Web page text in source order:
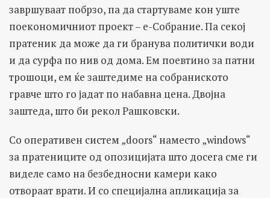
завршуваат побрзо, па да стартуваме кон уште
поекономичниот проект – е-Собрание. Па секој
пратеник да може да ги бранува политички води
и да сурфа по нив од дома. Ем поевтино за патни
трошоци, ем ќе заштедиме на собраниското
гравче што го јадат по набавна цена. Двојна
заштеда, што би рекол Рашковски.
Со оперативен систем „doors“ наместо „windows“
за пратениците од опозицијата што досега сме ги
виделе само на безбедносни камери како
отвораат врати. И со специјална апликација за